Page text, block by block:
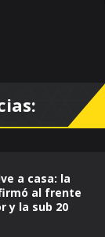
a casa: la
al frente
y la sub 20